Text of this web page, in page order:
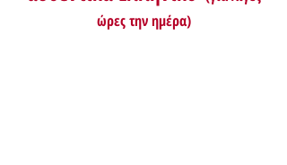
ώρες την ημέρα)